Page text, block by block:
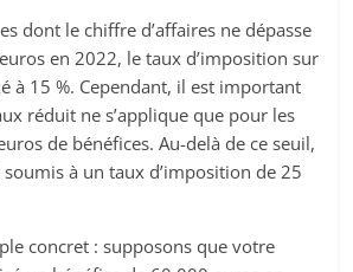
dont le chiffre d’affaires ne dépasse
en 2022, le taux d’imposition sur
à 15 %. Cependant, il est important
réduit ne s’applique que pour les
de bénéfices. Au-delà de ce seuil,
à un taux d’imposition de 25
concret : supposons que votre